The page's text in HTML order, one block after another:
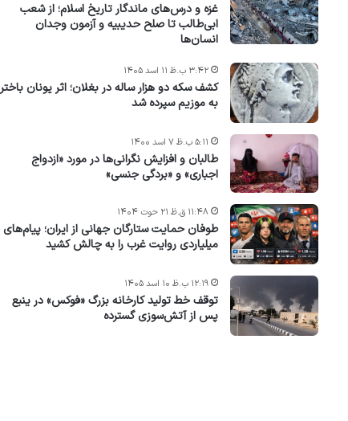
غزه و درس‌های ماندگار تاریخ اسلام؛ از شعب
ابی‌طالب تا صلح حدیبیه و آزمون وجدان
انسان‌ها
کشف سکه دو هزار ساله در بغلان؛ اثر یونان باختر
به موزیم سپرده شد
۳:۴۲ ب.ظ ۱۱ اسد ۱۴۰۵
طالبان و افزایش نگرانی‌ها در مورد «ازدواج
اجباری» و «بردگی جنسی»
۵:۱۱ ب.ظ ۷ اسد ۱۴۰۰
طوفان حمایت ستارگان جهانی از ایران؛ پیام‌های
میلیاردی روایت غرب را به چالش کشید
۱۱:۴۸ ق.ظ ۲۱ حوت ۱۴۰۴
توقف خط تولید کارخانه بزرگ «فوکس» در ینبع
پس از آتش‌سوزی گسترده
۱۲:۱۹ ب.ظ ۱۰ اسد ۱۴۰۵